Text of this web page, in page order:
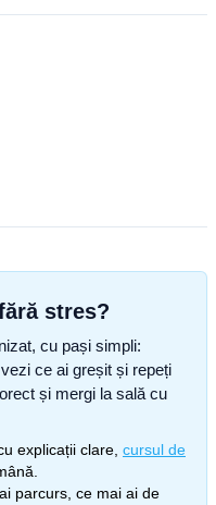
stres?
cu pași simpli:
ce ai greșit și repeți
și mergi la sală cu
cu explicații clare, cursul de
parcurs, ce mai ai de